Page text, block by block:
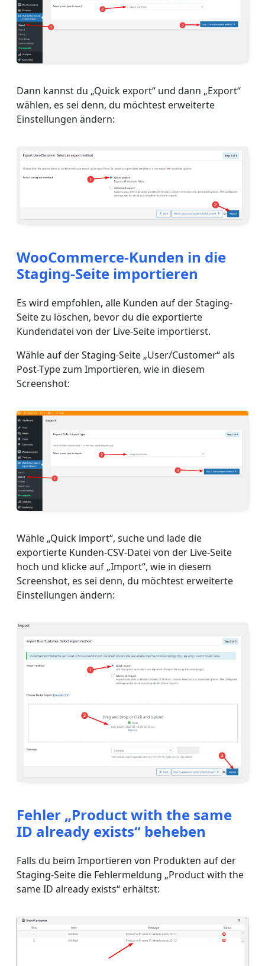
Dann kannst du „Quick export“ und dann „Export“
wählen, es sei denn, du möchtest erweiterte
Einstellungen ändern:
WooCommerce-Kunden in die
Staging-Seite importieren
Es wird empfohlen, alle Kunden auf der Staging-
Seite zu löschen, bevor du die exportierte
Kundendatei von der Live-Seite importierst.
Wähle auf der Staging-Seite „User/Customer“ als
Post-Type zum Importieren, wie in diesem
Screenshot:
Wähle „Quick import“, suche und lade die
exportierte Kunden-CSV-Datei von der Live-Seite
hoch und klicke auf „Import“, wie in diesem
Screenshot, es sei denn, du möchtest erweiterte
Einstellungen ändern:
Fehler „Product with the same
ID already exists“ beheben
Falls du beim Importieren von Produkten auf der
Staging-Seite die Fehlermeldung „Product with the
same ID already exists“ erhältst: